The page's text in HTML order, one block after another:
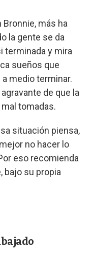
más ha
la gente se da
terminada y mira
sueños que
medio terminar.
de que la
tomadas.
situación piensa,
no hacer lo
eso recomienda
bajo su propia